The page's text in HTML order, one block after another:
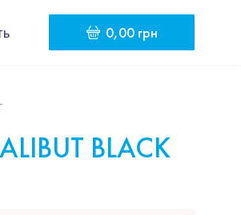
0,00 грн
BLACK